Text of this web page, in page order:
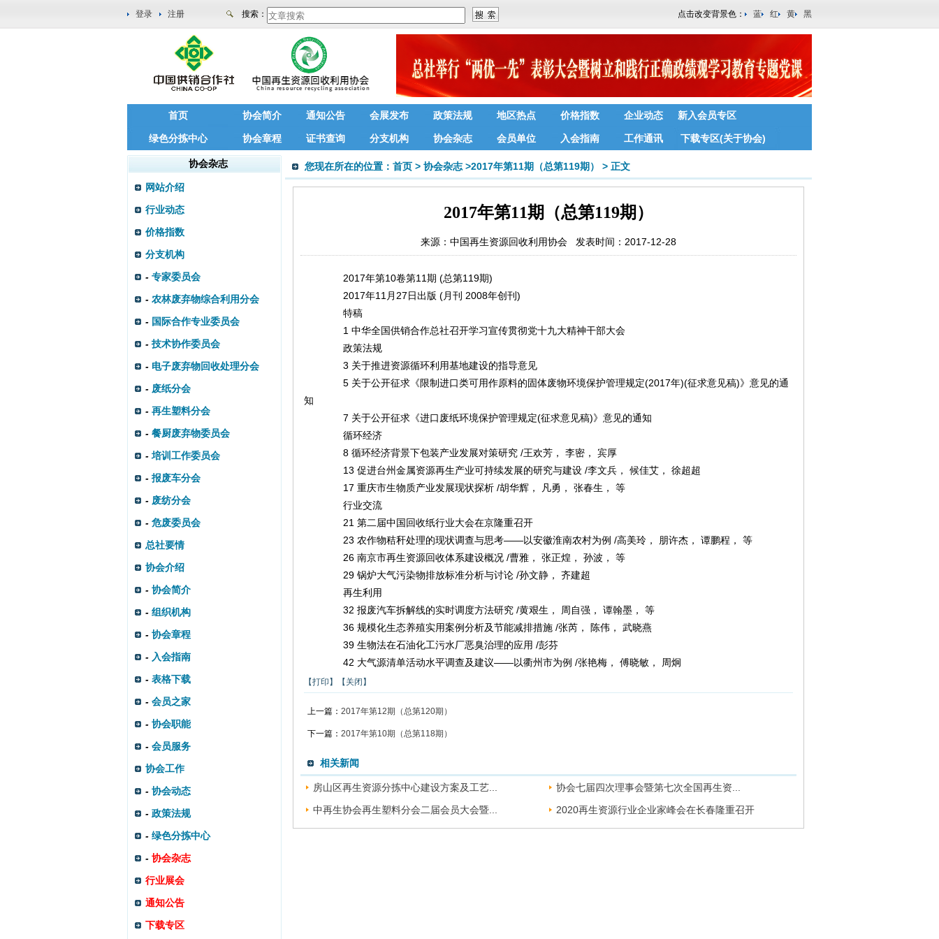
登录 注册 搜索： 点击改变背景色： 蓝 红 黄 黑
首页 协会简介 通知公告 会展发布 政策法规 地区热点 价格指数 企业动态 新入会员专区
绿色分拣中心 协会章程 证书查询 分支机构 协会杂志 会员单位 入会指南 工作通讯 下载专区(关于协会)
协会杂志
网站介绍
行业动态
价格指数
分支机构
- 专家委员会
- 农林废弃物综合利用分会
- 国际合作专业委员会
- 技术协作委员会
- 电子废弃物回收处理分会
- 废纸分会
- 再生塑料分会
- 餐厨废弃物委员会
-培训工作委员会
- 报废车分会
- 废纺分会
- 危废委员会
总社要情
协会介绍
- 协会简介
- 组织机构
- 协会章程
- 入会指南
- 表格下载
- 会员之家
- 协会职能
- 会员服务
协会工作
- 协会动态
- 政策法规
- 绿色分拣中心
- 协会杂志
行业展会
通知公告
下载专区
您现在所在的位置： 首页 > 协会杂志 >2017年第11期（总第119期） > 正文
2017年第11期（总第119期）
来源： 中国再生资源回收利用协会 发表时间：2017-12-28
2017年第10卷第11期 (总第119期)
2017年11月27日出版 (月刊 2008年创刊)
特稿
1 中华全国供销合作总社召开学习宣传贯彻党十九大精神干部大会
政策法规
3 关于推进资源循环利用基地建设的指导意见
5 关于公开征求《限制进口类可用作原料的固体废物环境保护管理规定(2017年)(征求意见稿)》意见的通
知
7 关于公开征求《进口废纸环境保护管理规定(征求意见稿)》意见的通知
循环经济
8 循环经济背景下包装产业发展对策研究 /王欢芳， 李密， 宾厚
13 促进台州金属资源再生产业可持续发展的研究与建设 /李文兵， 候佳艾， 徐超超
17 重庆市生物质产业发展现状探析 /胡华辉， 凡勇， 张春生， 等
行业交流
21 第二届中国回收纸行业大会在京隆重召开
23 农作物秸秆处理的现状调查与思考——以安徽淮南农村为例 /高美玲， 朋许杰， 谭鹏程， 等
26 南京市再生资源回收体系建设概况 /曹雅， 张正煌， 孙波， 等
29 锅炉大气污染物排放标准分析与讨论 /孙文静， 齐建超
再生利用
32 报废汽车拆解线的实时调度方法研究 /黄艰生， 周自强， 谭翰墨， 等
36 规模化生态养殖实用案例分析及节能减排措施 /张芮， 陈伟， 武晓燕
39 生物法在石油化工污水厂恶臭治理的应用 /彭芬
42 大气源清单活动水平调查及建议——以衢州市为例 /张艳梅， 傅晓敏， 周炯
【打印】 【关闭】
上一篇： 2017年第12期（总第120期）
下一篇： 2017年第10期（总第118期）
相关新闻
房山区再生资源分拣中心建设方案及工艺...
协会七届四次理事会暨第七次全国再生资...
中再生协会再生塑料分会二届会员大会暨...
2020再生资源行业企业家峰会在长春隆重召开